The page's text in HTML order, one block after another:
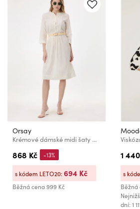
Orsay
Krémové dámské midi šaty ORSAY
868 Kč
Běžná cena999 Kč
-13%
s kódem LETO20:694 Kč
1
Běžná
dní: 1
s